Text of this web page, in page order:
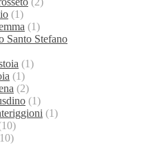
(1)
(1)
Santo Stefano
(1)
(1)
(2)
(1)
(1)